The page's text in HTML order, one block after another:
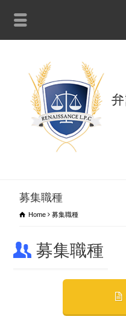
募集職種
Home 募集職種
募集職種